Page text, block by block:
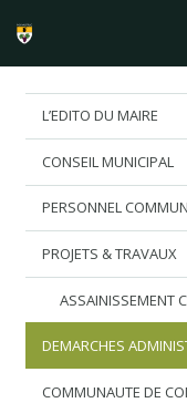
L’EDITO DU MAIRE
CONSEIL MUNICIPAL
PERSONNEL
PROJETS & TRAVAUX
ASSAINISSEMENT
DEMARCHES
COMMUNAUTE DE